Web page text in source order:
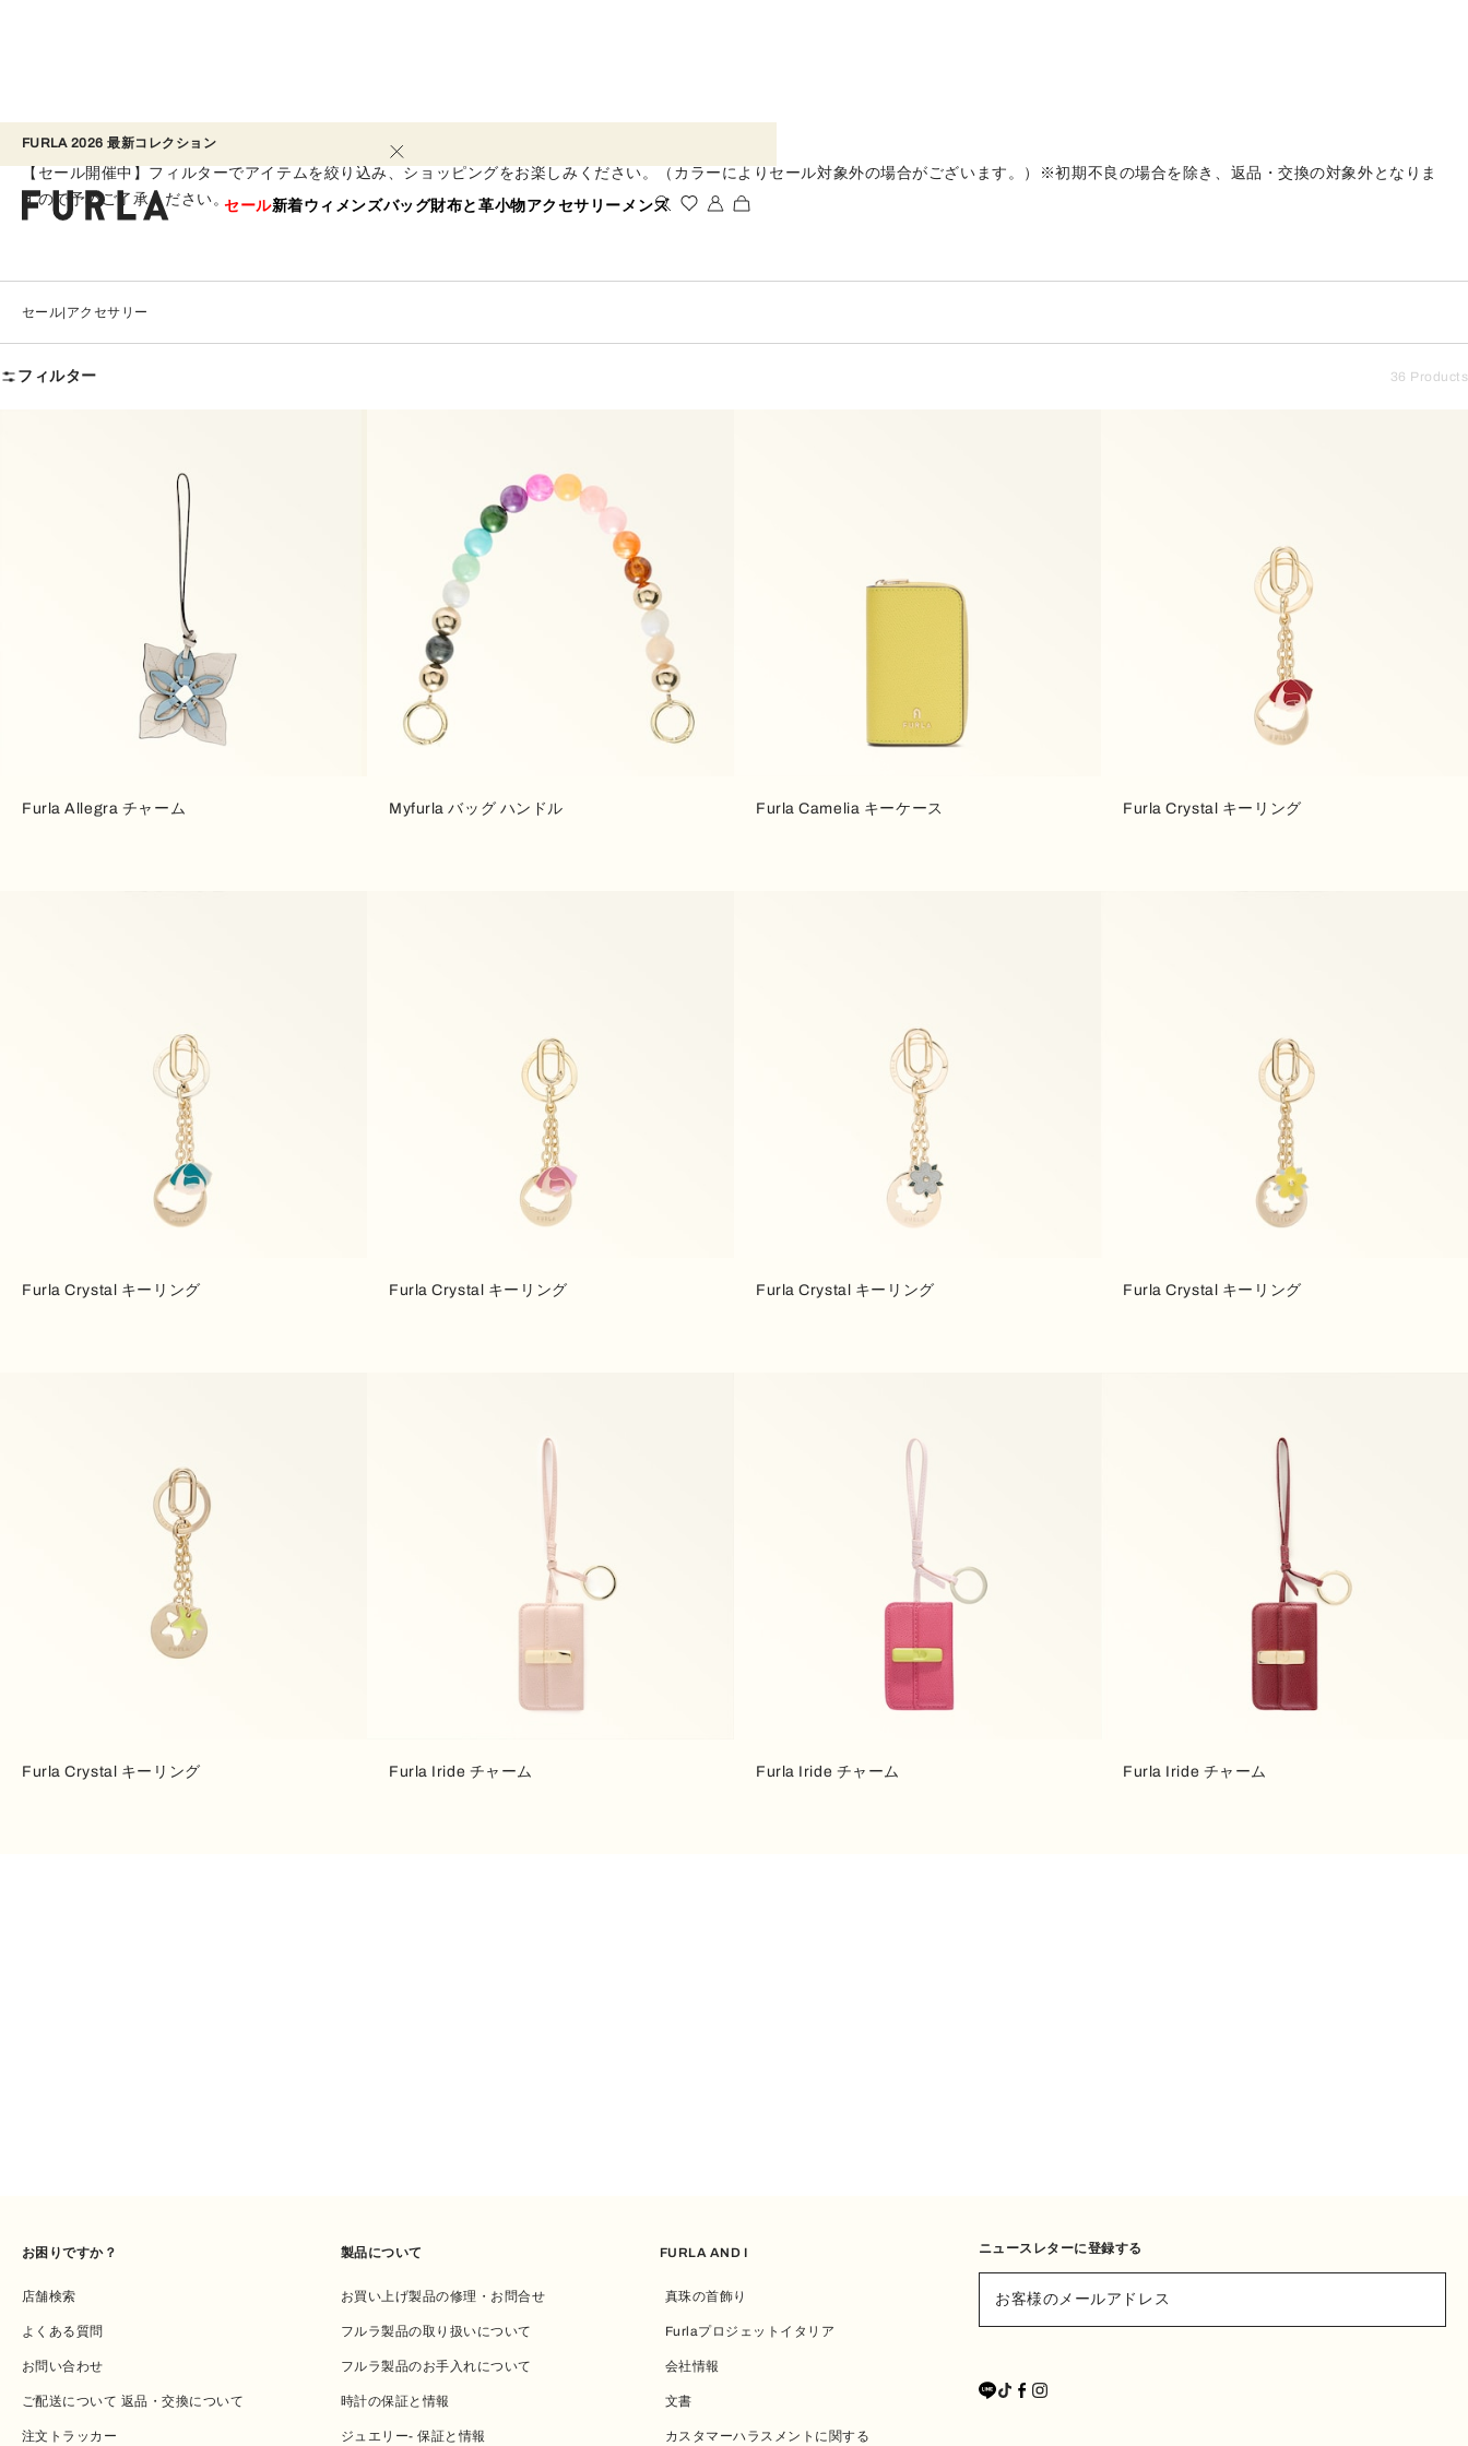
FURLA 2026 最新コレクション​
セール新着ウィメンズバッグ財布と革小物アクセサリーメンズ
アクセサリー
【セール開催中】フィルターでアイテムを絞り込み、ショッピングをお楽しみください。（カラーによりセール対象外の場合がございます。）※初期不良の場合を除き、返品・交換の対象外となりま
すので予めご了承ください。
セール アクセサリー
フィルター 36 Products
Furla Allegra チャーム Myfurla バッグ ハンドル Furla Camelia キーケース Furla Crystal キーリング
Furla Crystal キーリング Furla Crystal キーリング Furla Crystal キーリング Furla Crystal キーリング
Furla Crystal キーリング Furla Iride チャーム Furla Iride チャーム Furla Iride チャーム
お困りですか？
店舗検索
よくある質問
お問い合わせ
ご配送について 返品・交換について
注文トラッカー
製品について
お買い上げ製品の修理・お問合せ
フルラ製品の取り扱いについて
フルラ製品のお手入れについて
時計の保証と情報
ジュエリー- 保証と情報
FURLA AND I
真珠の首飾り
Furlaプロジェットイタリア
会社情報
文書
カスタマーハラスメントに関する
ニュースレターに登録する
お客様のメールアドレス